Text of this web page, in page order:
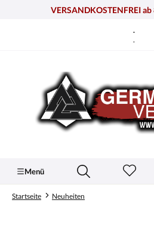
VERSANDKOSTENFREI
.
.
Menü
Startseite Neuheiten